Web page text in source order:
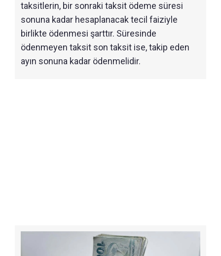
taksitlerin, bir sonraki taksit ödeme süresi
sonuna kadar hesaplanacak tecil faiziyle
birlikte ödenmesi şarttır. Süresinde
ödenmeyen taksit son taksit ise, takip eden
ayın sonuna kadar ödenmelidir.